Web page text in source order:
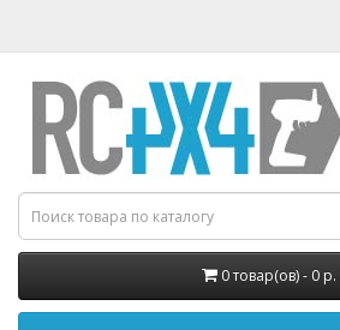
0 товар(ов) - 0 р.